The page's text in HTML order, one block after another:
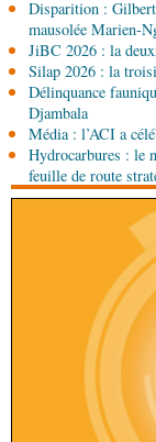
08-08-
Politique
sociale
08-08-
Société
les
Disparition :
mausolée Marien-
JiBC 2026 : la
Silap 2026 : la
Délinquance
Djambala
Média : l’ACI a
Hydrocarbures : le
feuille de route